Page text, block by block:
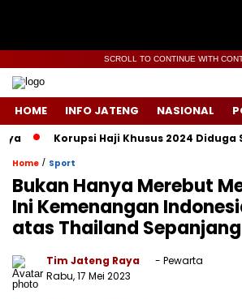
SCROLL TO CONTINUE WITH
HOME INFO JATENG NASIONAL
Korupsi Haji Khusus 2024 Diduga
Home / Sport
Bukan Hanya Merebut
Ini Kemenangan
atas Thailand
Tim Jateng Raya
- Pewarta
Rabu, 17 Mei 2023